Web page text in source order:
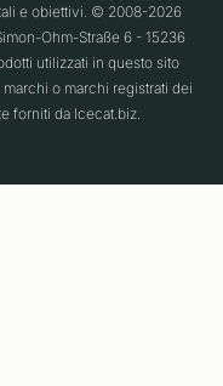
e obiettivi. © 2008-2026
Ohm-Straße 6 - 15236
utilizzati in questo sito
o marchi registrati dei
forniti da Icecat.biz.